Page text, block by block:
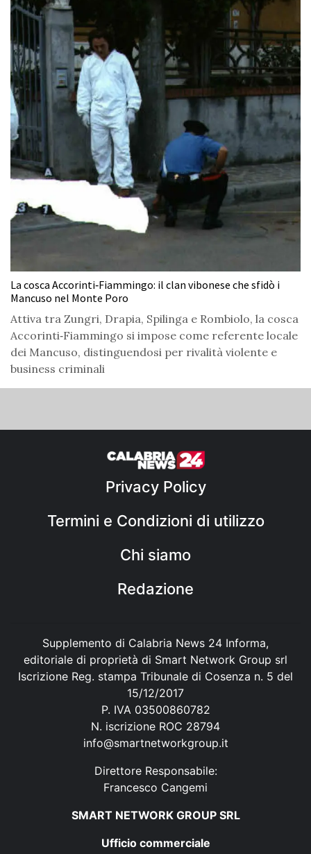
La cosca Accorinti‑Fiammingo: il clan vibonese che sfidò i
Mancuso nel Monte Poro
Attiva tra Zungri, Drapia, Spilinga e Rombiolo, la cosca
Accorinti‑Fiammingo si impose come referente locale
dei Mancuso, distinguendosi per rivalità violente e
business criminali
Privacy Policy
Termini e Condizioni di utilizzo
Chi siamo
Redazione
Supplemento di Calabria News 24 Informa,
editoriale di proprietà di Smart Network Group srl
Iscrizione Reg. stampa Tribunale di Cosenza n. 5 del
15/12/2017
P. IVA 03500860782
N. iscrizione ROC 28794
info@smartnetworkgroup.it
Direttore Responsabile:
Francesco Cangemi
SMART NETWORK GROUP SRL
Ufficio commerciale